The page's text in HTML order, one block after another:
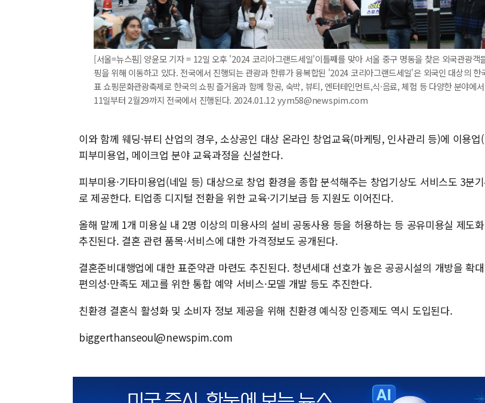
[서울=뉴스핌] 양윤모 기자 = 12일 오후 '2024 코리아그랜드세일'이틀째를 맞아 서울 중구 명동을 찾은 외국관광객
핑을 위해 이동하고 있다. 전국에서 진행되는 관광과 한류가 융복합된 '2024 코리아그랜드세일'은 외국인 대상의 한
표 쇼핑문화관광축제로 한국의 쇼핑 즐거움과 함께 항공, 숙박, 뷰티, 엔터테인먼트,식·음료, 체험 등 다양한 분야에
11일부터 2월29까지 전국에서 진행된다. 2024.01.12 yym58@newspim.com
이와 함께 웨딩·뷰티 산업의 경우, 소상공인 대상 온라인 창업교육(마케팅, 인사관리 등)에 이용업
피부미용업, 메이크업 분야 교육과정을 신설한다.
피부미용·기타미용업(네일 등) 대상으로 창업 환경을 종합 분석해주는 창업기상도 서비스도 3분
로 제공한다. 티업종 디지털 전환을 위한 교육·기기보급 등 지원도 이어진다.
올해 말께 1개 미용실 내 2명 이상의 미용사의 설비 공동사용 등을 허용하는 등 공유미용실 제도
추진된다. 결혼 관련 품목·서비스에 대한 가격정보도 공개된다.
결혼준비대행업에 대한 표준약관 마련도 추진된다. 청년세대 선호가 높은 공공시설의 개방을 확
편의성·만족도 제고를 위한 통합 예약 서비스·모델 개발 등도 추진한다.
친환경 결혼식 활성화 및 소비자 정보 제공을 위해 친환경 예식장 인증제도 역시 도입된다.
biggerthanseoul@newspim.com